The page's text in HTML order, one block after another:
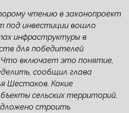
чтению в законопроект
под инвестиции вошло
инфраструктуры в
для победителей
Что включает это понятие,
сообщил глава
Шестаков. Какие
сельских территорий,
строить